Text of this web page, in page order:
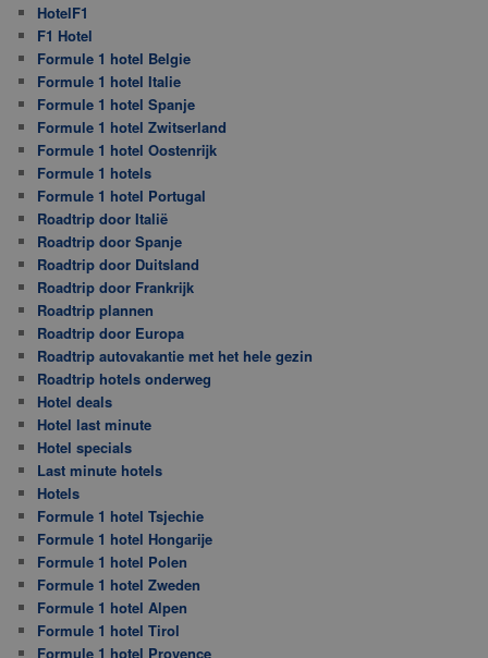
HotelF1
F1 Hotel
Formule 1 hotel Belgie
Formule 1 hotel Italie
Formule 1 hotel Spanje
Formule 1 hotel Zwitserland
Formule 1 hotel Oostenrijk
Formule 1 hotels
Formule 1 hotel Portugal
Roadtrip door Italië
Roadtrip door Spanje
Roadtrip door Duitsland
Roadtrip door Frankrijk
Roadtrip plannen
Roadtrip door Europa
Roadtrip autovakantie met het hele gezin
Roadtrip hotels onderweg
Hotel deals
Hotel last minute
Hotel specials
Last minute hotels
Hotels
Formule 1 hotel Tsjechie
Formule 1 hotel Hongarije
Formule 1 hotel Polen
Formule 1 hotel Zweden
Formule 1 hotel Alpen
Formule 1 hotel Tirol
Formule 1 hotel Provence